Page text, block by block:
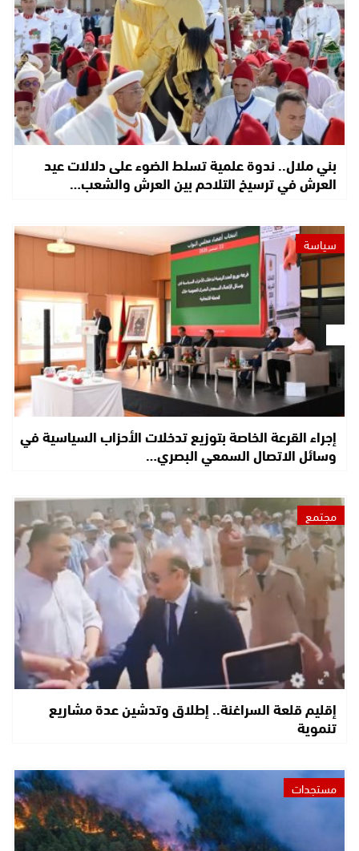
بني ملال.. ندوة علمية تسلط الضوء على دلالات عيد
العرش في ترسيخ التلاحم بين العرش والشعب…
سياسة
إجراء القرعة الخاصة بتوزيع تدخلات الأحزاب السياسية في
وسائل الاتصال السمعي البصري…
مجتمع
إقليم قلعة السراغنة.. إطلاق وتدشين عدة مشاريع
تنموية
مستجدات